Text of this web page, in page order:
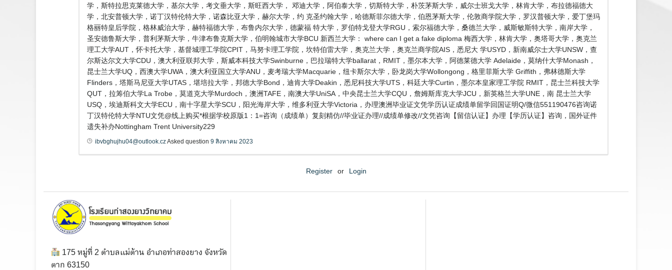
学，斯特拉思克莱德大学，基尔大学，考文垂大学，斯旺西大学， 邓迪大学，阿伯泰大学，切斯特大学，朴茨茅斯大学，威尔士班戈大学，林肯大学，布拉德福德大
学，北安普顿大学，诺丁汉特伦特大学，诺森比亚大学，赫尔大学，约 克圣约翰大学，哈德斯菲尔德大学，伯恩茅斯大学，伦敦商学院大学，罗汉普顿大学，爱丁堡玛
格丽特皇后学院，格林威治大学，赫特福德大学，布鲁内尔大学，德蒙福 特大学，罗伯特戈登大学RGU，索尔福德大学，桑德兰大学，威斯敏斯特大学，南岸大学，
圣安德鲁斯大学，普利茅斯大学，牛津布鲁克斯大学，伯明翰城市大学BCU 新西兰大学： where can I get a fake diploma 梅西大学，林肯大学，奥塔哥大学，奥克兰
理工大学AUT，怀卡托大学，基督城理工学院CPIT，马努卡理工学院，坎特伯雷大学，奥克兰大学，奥克兰商学院AIS，悉尼大 学USYD，新南威尔士大学UNSW，查
尔斯达尔文大学CDU，澳大利亚联邦大学，斯威本科技大学Swinburne，巴拉瑞特大学ballarat，RMIT，墨尔本大学，阿德莱德大学 Adelaide，莫纳什大学Monash，
昆士兰大学UQ，西澳大学UWA，澳大利亚国立大学ANU，麦考瑞大学Macquarie，纽卡斯尔大学，卧龙岗大学Wollongong，格里菲斯大学 Griffith，弗林德斯大学
Flinders，塔斯马尼亚大学UTAS，堪培拉大学，邦德大学Bond，迪肯大学Deakin，悉尼科技大学UTS，科廷大学Curtin，墨尔本皇家理工学院 RMIT，昆士兰科技大学
QUT，拉筹伯大学La Trobe，莫道克大学Murdoch，澳洲TAFE，南澳大学UniSA，中央昆士兰大学CQU，詹姆斯库克大学JCU，新英格兰大学UNE，南 昆士兰大学
USQ，埃迪斯科文大学ECU，南十字星大学SCU，阳光海岸大学，维多利亚大学Victoria，办理澳洲毕业证文凭学历认证成绩单留学回国证明Q/微信551190476咨询诺
丁汉特伦特大学NTU文凭@线上购买*根据学校原版1：1=咨询（成绩单）复刻精仿//毕业证办理//成绩单修改//文凭咨询【留信认证】办理【学历认证】咨询，国外证件
遗失补办Nottingham Trent University229
ibvbghujhu04@outlook.czAsked question 9 สิงหาคม 2023
Register or Login
175 หมู่ที่ 2 ตำบลแม่ต้าน อำเภอท่าสองยาง จังหวัด
ตาก 63150